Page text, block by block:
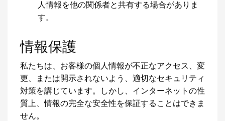
人情報を他の関係者と共有する場合がありま
す。
情報保護
私たちは、お客様の個人情報が不正なアクセス、変
更、または開示されないよう、適切なセキュリティ
対策を講じています。しかし、インターネットの性
質上、情報の完全な安全性を保証することはできま
せん。